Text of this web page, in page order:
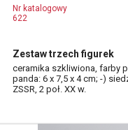
Nr katalogowy
622
Zestaw trzech figurek
ceramika szkliwiona, farby
panda: 6 x 7,5 x 4 cm; -)
ZSSR, 2 poł. XX w.